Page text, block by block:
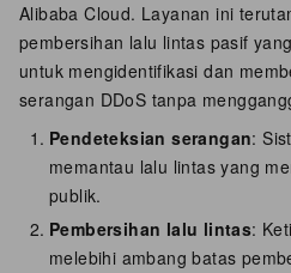
Alibaba Cloud. Layanan ini
pembersihan lalu lintas pasif
untuk mengidentifikasi dan
serangan DDoS tanpa
Pendeteksian serangan:
memantau lalu lintas yang
publik.
Pembersihan lalu lintas:
melebihi ambang batas